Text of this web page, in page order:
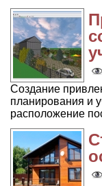
Создание
планирования и
расположение